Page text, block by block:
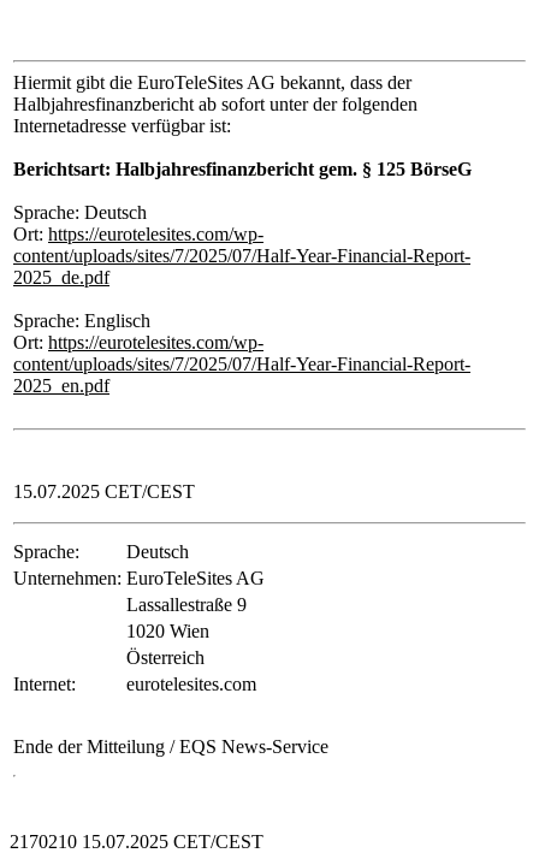
Hiermit gibt die EuroTeleSites AG bekannt, dass der
Halbjahresfinanzbericht ab sofort unter der folgenden
Internetadresse verfügbar ist:
Berichtsart: Halbjahresfinanzbericht gem. § 125 BörseG
Sprache: Deutsch
Ort: https://eurotelesites.com/wp-
content/uploads/sites/7/2025/07/Half-Year-Financial-Report-
2025_de.pdf
Sprache: Englisch
Ort: https://eurotelesites.com/wp-
content/uploads/sites/7/2025/07/Half-Year-Financial-Report-
2025_en.pdf
15.07.2025 CET/CEST
Sprache:
Deutsch
Unternehmen: EuroTeleSites AG
Lassallestraße 9
1020 Wien
Österreich
Internet:
eurotelesites.com
Ende der Mitteilung / EQS News-Service
2170210 15.07.2025 CET/CEST